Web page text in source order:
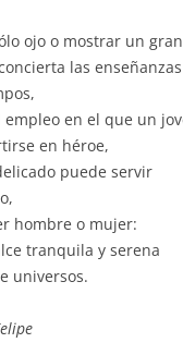
ojo o mostrar un
las enseñanzas
empleo en el que un
en héroe,
puede servir
hombre o mujer:
tranquila y serena
universos.